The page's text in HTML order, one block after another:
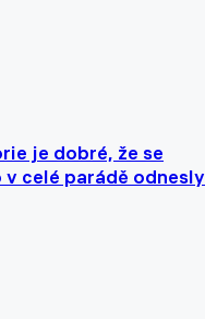
je dobré, že se
celé parádě odnesly